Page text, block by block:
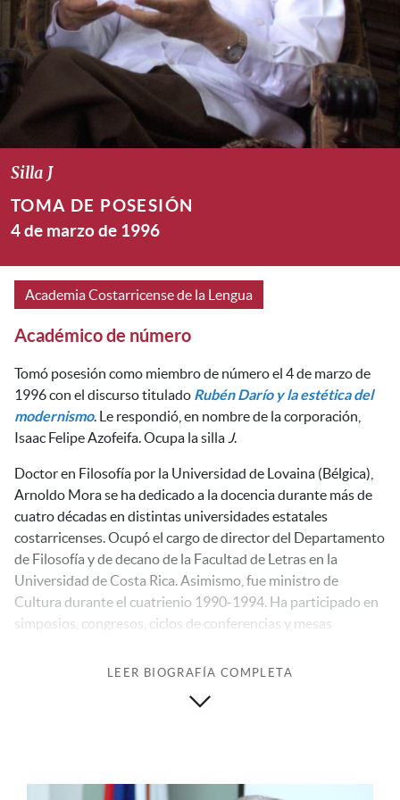
Silla J
TOMA DE POSESIÓN
4 de marzo de 1996
Academia Costarricense de la Lengua
Académico de número
Tomó posesión como miembro de número el 4 de marzo de
1996 con el discurso titulado Rubén Darío y la estética del
modernismo. Le respondió, en nombre de la corporación,
Isaac Felipe Azofeifa. Ocupa la silla J.
Doctor en Filosofía por la Universidad de Lovaina (Bélgica),
Arnoldo Mora se ha dedicado a la docencia durante más de
cuatro décadas en distintas universidades estatales
costarricenses. Ocupó el cargo de director del Departamento
de Filosofía y de decano de la Facultad de Letras en la
Universidad de Costa Rica. Asimismo, fue ministro de
Cultura durante el cuatrienio 1990-1994. Ha participado en
simposios, congresos, ciclos de conferencias y mesas
Sus estudios y obra publicados versan principalmente sobre
orígenes del pensamiento socialista en Costa Rica(1988),
LEER BIOGRAFÍA COMPLETA